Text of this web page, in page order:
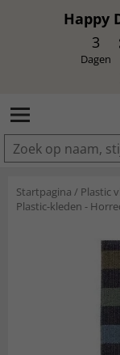
Happy
3
Dagen
Startpagina / Plastic
Plastic-kleden -